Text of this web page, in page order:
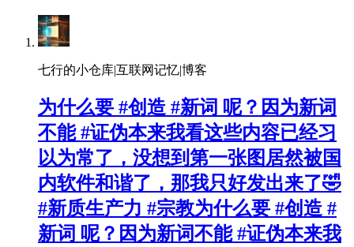
七行的小仓库|互联网记忆|博客
为什么要 #创造 #新词 呢？因为新词
不能 #证伪本来我看这些内容已经习
以为常了，没想到第一张图居然被国
内软件和谐了，那我只好发出来了🤣
#新质生产力 #宗教为什么要 #创造 #
新词 呢？因为新词不能 #证伪本来我